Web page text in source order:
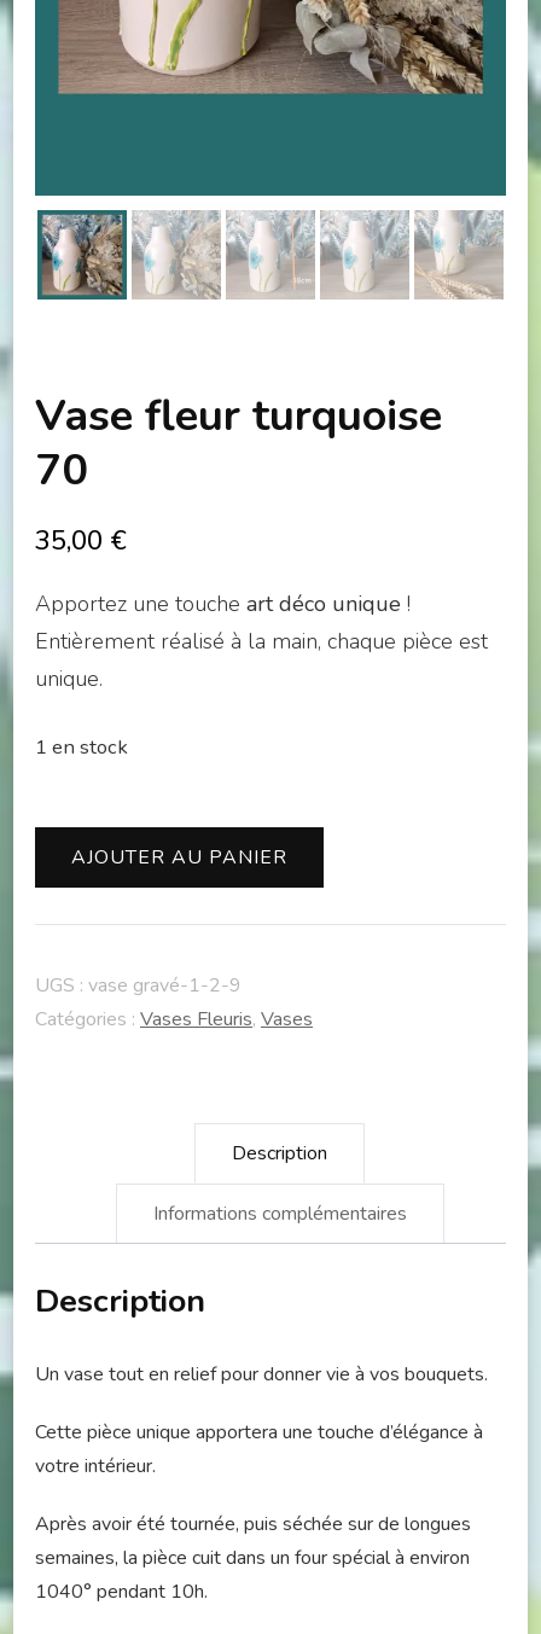
Vase fleur turquoise
70
35,00 €
Apportez une touche art déco unique !
Entièrement réalisé à la main, chaque pièce est
unique.
1 en stock
quantité
de
Vase
turquoise
70
AJOUTER AU PANIER
UGS : vase gravé-1-2-9
Catégories : Vases Fleuris, Vases
Description
Informations complémentaires
Description
Un vase tout en relief pour donner vie à vos bouquets.
Cette pièce unique apportera une touche d’élégance à
votre intérieur.
Après avoir été tournée, puis séchée sur de longues
semaines, la pièce cuit dans un four spécial à environ
1040° pendant 10h.